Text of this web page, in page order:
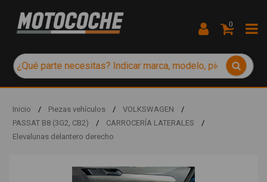
0
Inicio / Piezas vehículos / VOLKSWAGEN
/
PASSAT B8 (3G2, CB2)
/ CARROCERÍA LATERALES
/
Elevalunas delantero derecho